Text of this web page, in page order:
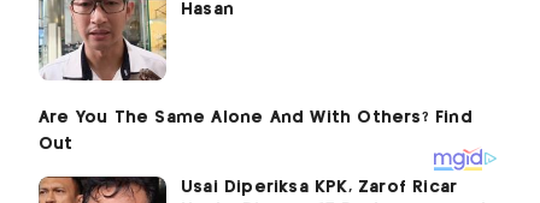
Hasan
Usai Diperiksa KPK, Zarof Ricar